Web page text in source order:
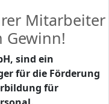
Mitarbeiter
Gewinn!
sind ein
für die Förderung
für